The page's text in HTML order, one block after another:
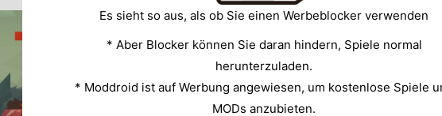
Es sieht so aus, als ob Sie einen Werbeblocker verwenden
* Aber Blocker können Sie daran hindern, Spiele normal
herunterzuladen.
* Moddroid ist auf Werbung angewiesen, um kostenlose Spiele
MODs anzubieten.